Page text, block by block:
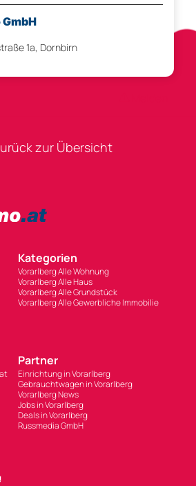
1a, Dornbirn
zur Übersicht
Kategorien
Vorarlberg Alle Wohnung
Vorarlberg Alle Haus
Vorarlberg Alle Grundstück
Vorarlberg Alle Gewerbliche Immobilie
Partner
Einrichtung in Vorarlberg
Gebrauchtwagen in Vorarlberg
Vorarlberg News
Jobs in Vorarlberg
Deals in Vorarlberg
Russmedia GmbH